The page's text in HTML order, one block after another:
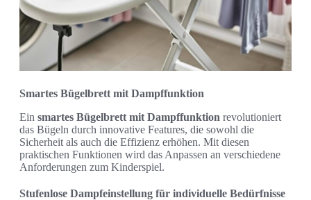
Smartes Bügelbrett mit Dampffunktion
Ein smartes Bügelbrett mit Dampffunktion revolutioniert
das Bügeln durch innovative Features, die sowohl die
Sicherheit als auch die Effizienz erhöhen. Mit diesen
praktischen Funktionen wird das Anpassen an verschiedene
Anforderungen zum Kinderspiel.
Stufenlose Dampfeinstellung für individuelle Bedürfnisse